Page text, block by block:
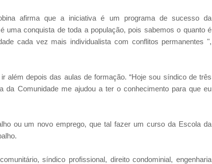
afirma que a iniciativa é um programa de sucesso da
uma conquista de toda a população, pois sabemos o quanto é
cada vez mais individualista com conflitos permanentes ",
além depois das aulas de formação. “Hoje sou síndico de três
Comunidade me ajudou a ter o conhecimento para que eu
ou um novo emprego, que tal fazer um curso da Escola da
síndico profissional, direito condominial, engenharia